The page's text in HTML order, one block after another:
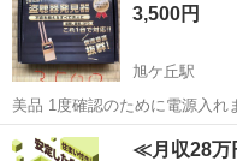
3,500円
旭ケ丘駅
美品 1度確認のために電源入れまし
宮崎 延岡市 旭ケ丘駅
≪月収28万